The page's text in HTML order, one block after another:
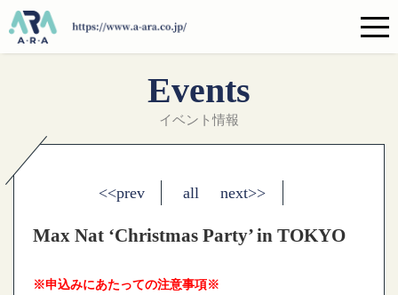
Events
イベント情報
<<prev all next>>
Max Nat ‘Christmas Party’ in TOKYO
※申込みにあたっての注意事項※